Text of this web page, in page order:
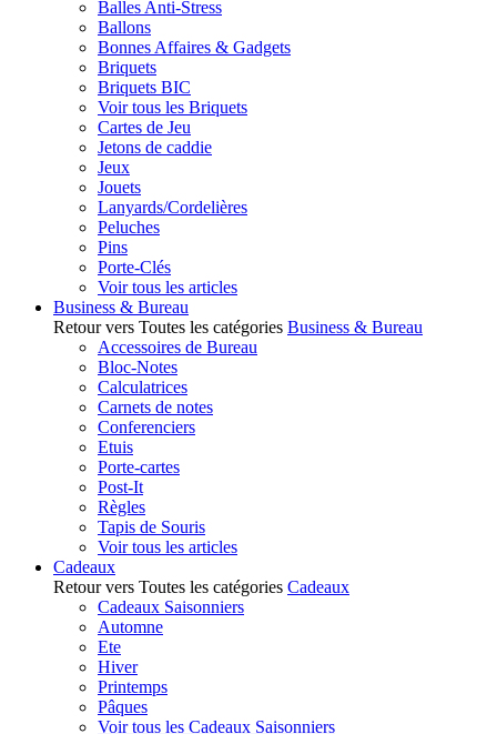
Balles Anti-Stress
Ballons
Bonnes Affaires & Gadgets
Briquets
Briquets BIC
Voir tous les Briquets
Cartes de Jeu
Jetons de caddie
Jeux
Jouets
Lanyards/Cordelières
Peluches
Pins
Porte-Clés
Voir tous les articles
Business & Bureau
Retour vers Toutes les catégories Business & Bureau
Accessoires de Bureau
Bloc-Notes
Calculatrices
Carnets de notes
Conferenciers
Etuis
Porte-cartes
Post-It
Règles
Tapis de Souris
Voir tous les articles
Cadeaux
Retour vers Toutes les catégories Cadeaux
Cadeaux Saisonniers
Automne
Ete
Hiver
Printemps
Pâques
Voir tous les Cadeaux Saisonniers